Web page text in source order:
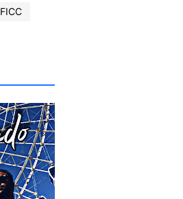
FICC